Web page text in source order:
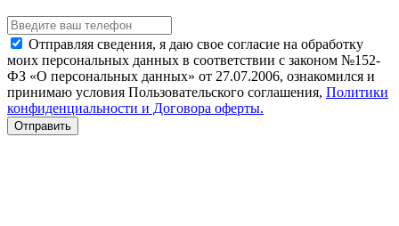
Отправляя сведения, я даю свое согласие на обработку
моих персональных данных в соответствии с законом №152-
ФЗ «О персональных данных» от 27.07.2006, ознакомился и
принимаю условия Пользовательского соглашения, Политики
конфиденциальности и Договора оферты.